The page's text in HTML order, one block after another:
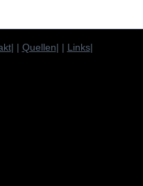
| | Quellen| | Links